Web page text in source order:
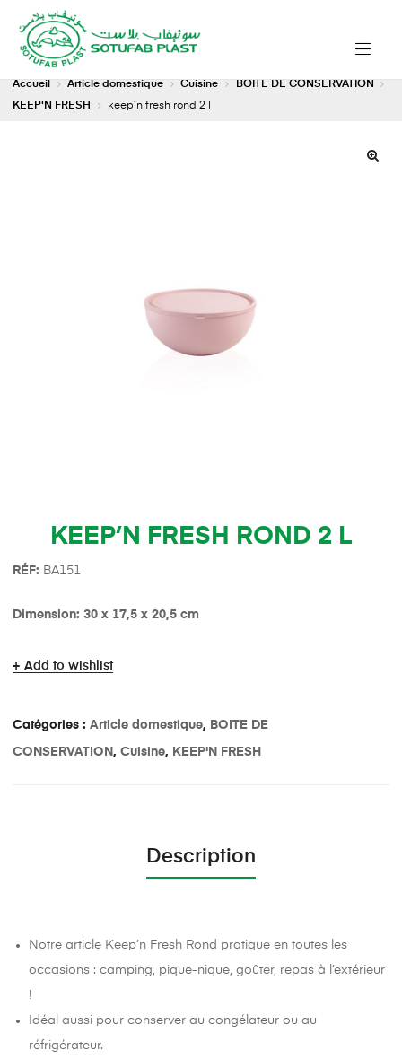
Accueil Article domestique Cuisine
BOITE DE CONSERVATION
KEEP'N FRESH
keep’n fresh rond 2 l
KEEP’N FRESH ROND 2 L
R É F: BA151
Dimension: 30 x 17,5 x 20,5 cm
Add to wishlist
Catégories : Article domestique, BOITE DE
CONSERVATION, Cuisine, KEEP'N FRESH
Description
Notre article Keep’n Fresh Rond pratique en toutes les
occasions : camping, pique-nique, goûter, repas à l’extérieur
!
Idéal aussi pour conserver au congélateur ou au
réfrigérateur.